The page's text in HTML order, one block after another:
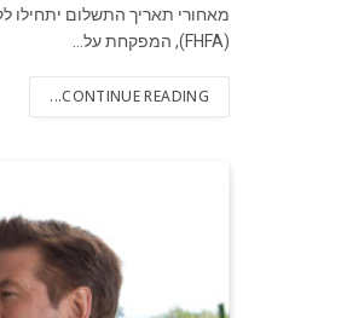
מאחורי תאריך התשלום יתחילו
(FHFA), המפקחת על…
CONTINUE READING...